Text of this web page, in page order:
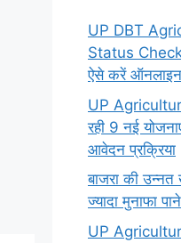
UP DBT
Status Check
ऐसे करें
UP
रही 9 नई
आवेदन प्रक्रिया
बाजरा की
ज्यादा मुनाफा
UP